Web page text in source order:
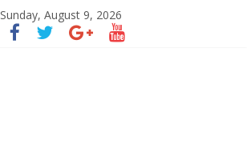
Sunday, August 9, 2026